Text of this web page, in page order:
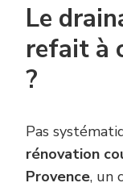
Le
refait à
?
Pas
rénovation
Provence, un